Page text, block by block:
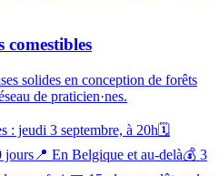
comestibles
solides en conception de forêts
de praticien·nes.
: jeudi 3 septembre, à 20h🗓️
jours 📍 En Belgique et au-delà💰 3